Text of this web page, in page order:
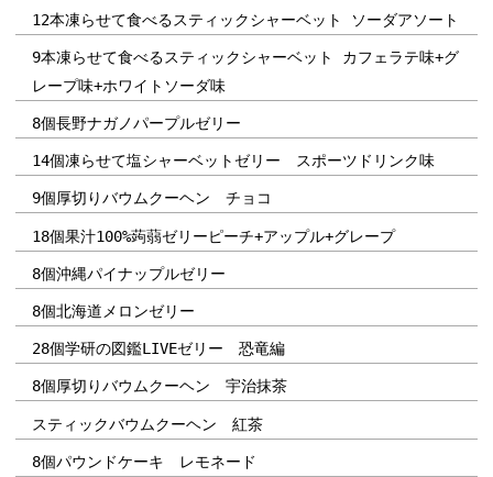
12本凍らせて食べるスティックシャーベット ソーダアソート
9本凍らせて食べるスティックシャーベット カフェラテ味+グ
レープ味+ホワイトソーダ味
8個長野ナガノパープルゼリー
14個凍らせて塩シャーベットゼリー スポーツドリンク味
9個厚切りバウムクーヘン チョコ
18個果汁100%蒟蒻ゼリーピーチ+アップル+グレープ
8個沖縄パイナップルゼリー
8個北海道メロンゼリー
28個学研の図鑑LIVEゼリー 恐竜編
8個厚切りバウムクーヘン 宇治抹茶
スティックバウムクーヘン 紅茶
8個パウンドケーキ レモネード